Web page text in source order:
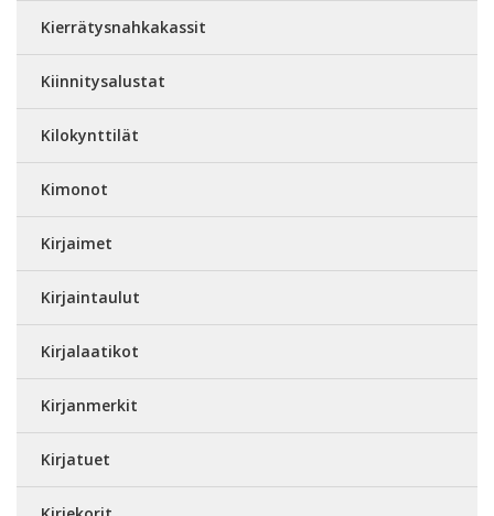
Kierrätysnahkakassit
Kiinnitysalustat
Kilokynttilät
Kimonot
Kirjaimet
Kirjaintaulut
Kirjalaatikot
Kirjanmerkit
Kirjatuet